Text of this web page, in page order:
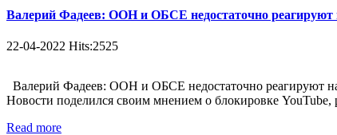
Валерий Фадеев: ООН и ОБСЕ недостаточно реагируют
22-04-2022 Hits:2525
Валерий Фадеев: ООН и ОБСЕ недостаточно реагируют
Новости поделился своим мнением о блокировке YouTube,
Read more